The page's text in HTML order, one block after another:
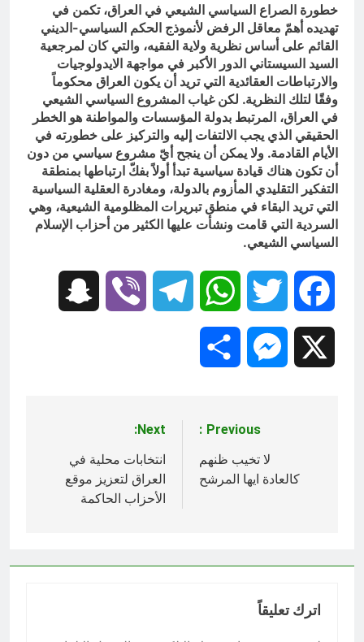
خطورة الصراع السياسي الشيعي في العراق، تكمن في
تهديده أهمّ معاقل الرفض لأنموذج الحكم السياسي-الديني
القائم على أساس نظرية ولاية الفقيه، والتي كان لمرجعية
السيد السيستاني الدور الأكبر في مواجهة الايدولوجيات
والارتباطات العقائدية التي تريد أن يكون العراق محكوماً
وفقًا لتلك النظرية. لكن غياب المشروع السياسي الشيعي
في العراق، المرتبط بدولة المؤسسات والمواطنة هو الخطر
الحقيقي الذي يجب الالتفات إليه والتركيز على خطورته في
الأيام القادمة. ولا يمكن أن ينجح أيّ مشروع سياسي من دون
أن تكون هناك قيادة سياسية تبدأ أولاً بفكّ ارتباطها بمنطقة
التفكير التقليدي المأزوم بالدولة، ومغادرة العقلية السياسية
التي تريد البقاء في منطق تبريرات المظلومية الشيعية، وهي
السردية التي قامت ونشأت عليها الكثير من أحزاب الإسلام
السياسي الشيعي.
Facebook
Twitter
WhatsApp
Telegram
Viber
Messenger
المقالات
Previous:
لا تخيب ظنهم
كالعادة ايها المرشح
Next:
انتخابات محلية في
العراق لتعزيز موقع
الأحزاب الحاكمة
اترك تعليقاً